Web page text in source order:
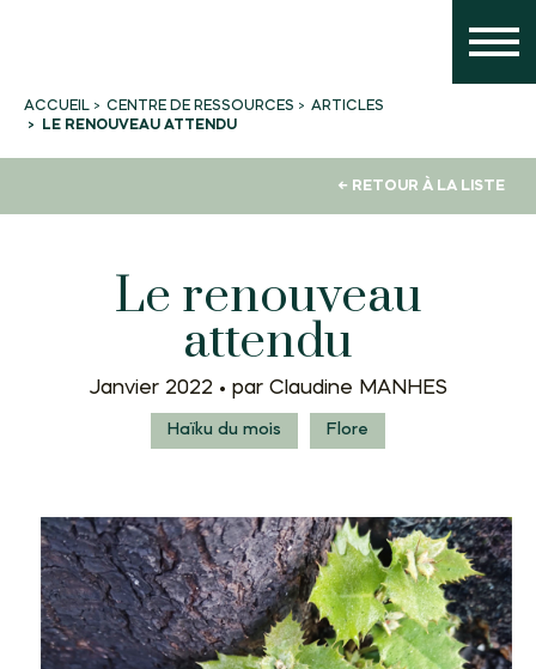
ACCUEIL CENTRE DE RESSOURCES
ARTICLES
LE RENOUVEAU ATTENDU
← RETOUR À LA LISTE
Le renouveau
attendu
Janvier 2022 • par Claudine MANHES
Haïku du mois Flore